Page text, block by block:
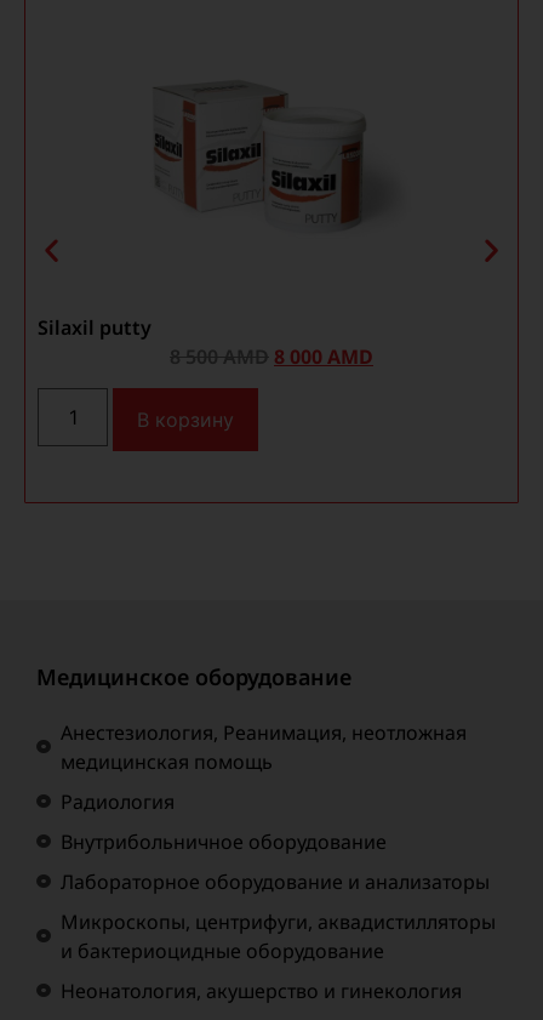
Silaxil putty
8 500AMD 8 000AMD
В корзину
Медицинское оборудование
Анестезиология, Реанимация, неотложная
медицинская помощь
Радиология
Внутрибольничное оборудование
Лабораторное оборудование и анализаторы
Микроскопы, центрифуги, аквадистилляторы
и бактериоцидные оборудование
Неонатология, акушерство и гинекология